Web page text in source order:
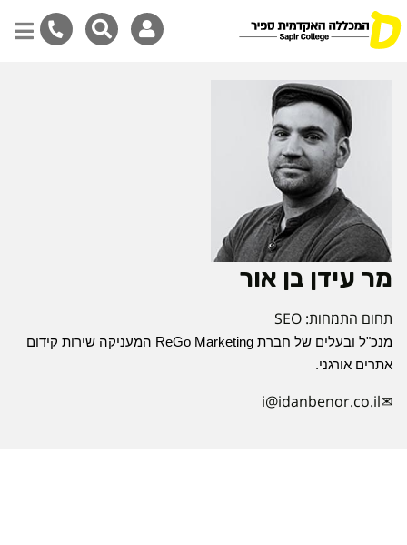
מר עידן בן אור
תחום התמחות: SEO
אתרים אורגני.
i@idanbenor.co.il